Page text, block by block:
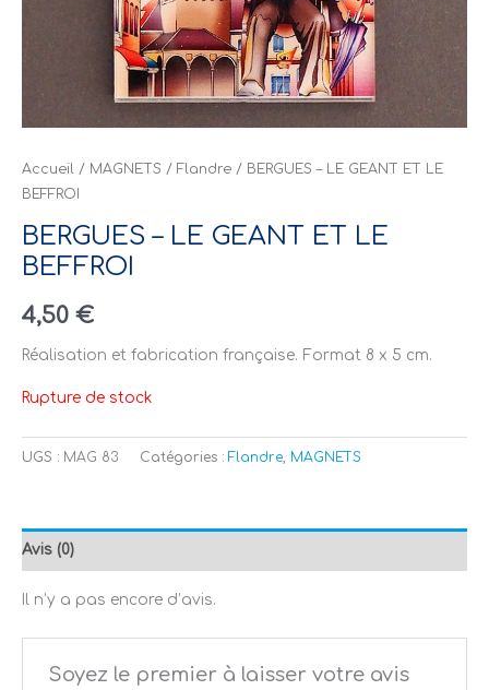
Accueil / MAGNETS / Flandre / BERGUES – LE GEANT ET LE
BEFFROI
BERGUES – LE GEANT ET LE
BEFFROI
4,50 €
Réalisation et fabrication française. Format 8 x 5 cm.
Rupture de stock
UGS : MAG 83 Catégories : Flandre MAGNETS
Avis (0)
Il n’y a pas encore d’avis.
Soyez le premier à laisser votre avis